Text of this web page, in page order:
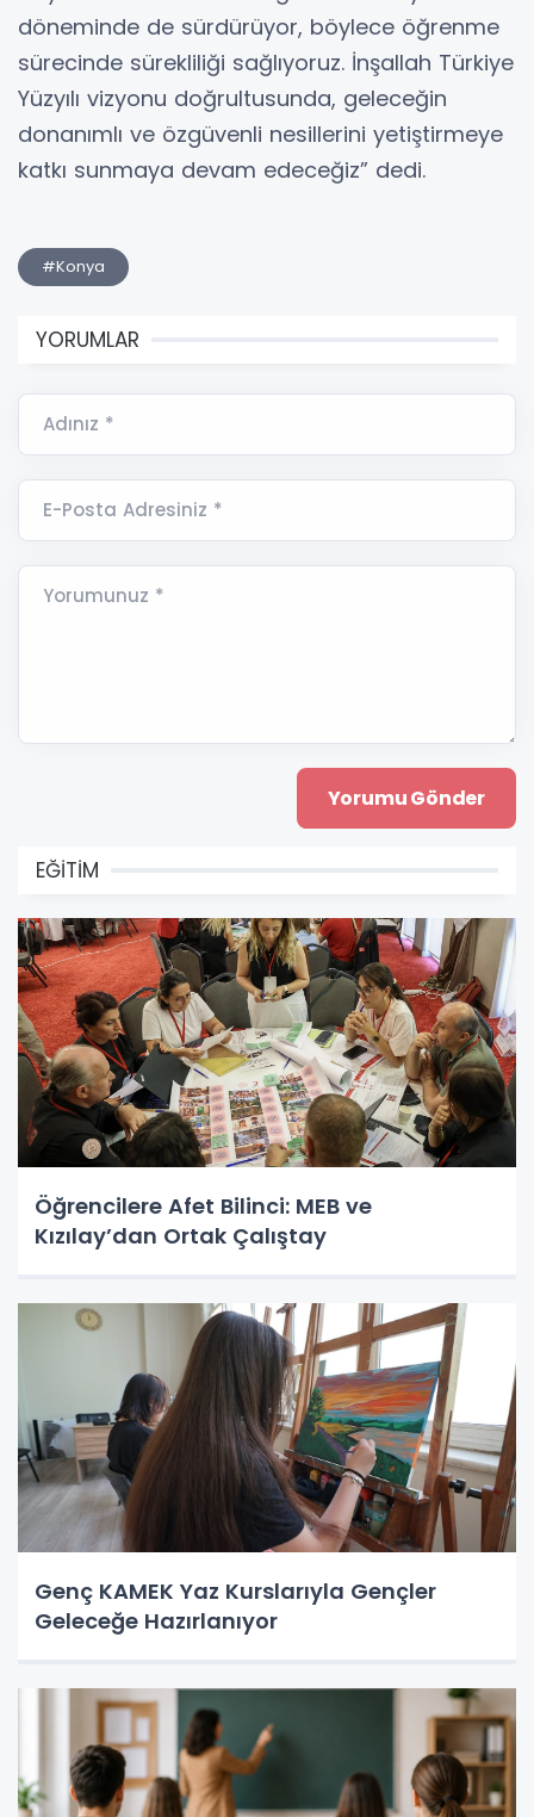
döneminde de sürdürüyor, böylece öğrenme
sürecinde sürekliliği sağlıyoruz. İnşallah Türkiye
Yüzyılı vizyonu doğrultusunda, geleceğin
donanımlı ve özgüvenli nesillerini yetiştirmeye
katkı sunmaya devam edeceğiz” dedi.
#Konya
YORUMLAR
Adınız *
E-Posta Adresiniz *
Yorumunuz *
EĞİTİM
Öğrencilere Afet Bilinci: MEB ve
Kızılay’dan Ortak Çalıştay
Genç KAMEK Yaz Kurslarıyla Gençler
Geleceğe Hazırlanıyor